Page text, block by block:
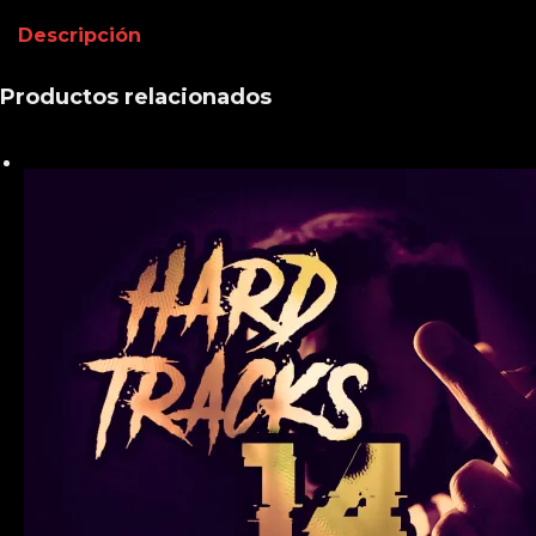
Descripción
Productos relacionados